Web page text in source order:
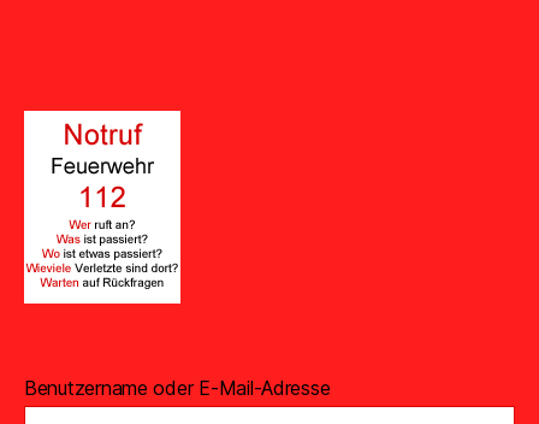
Benutzername oder E-Mail-Adresse